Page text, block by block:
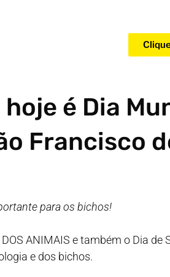
é Dia
Francisco
para os bichos!
ANIMAIS e também o Dia de
e dos bichos.